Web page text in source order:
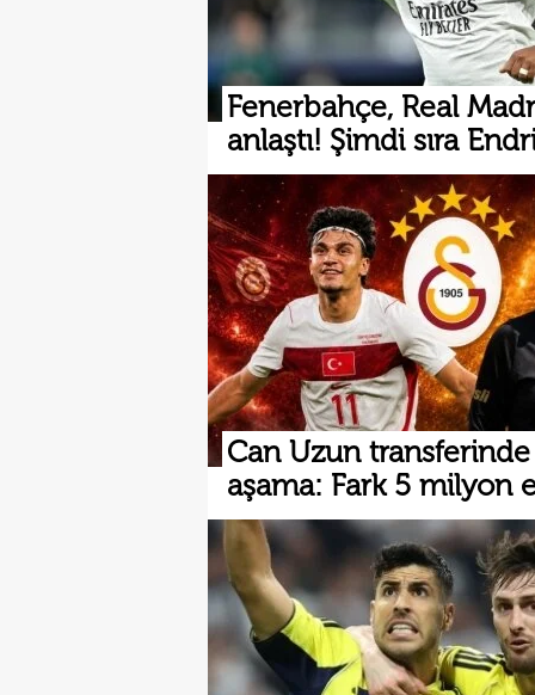
Fenerbahçe, Real
anlaştı! Şimdi sıra
Can Uzun
aşama: Fark 5 milyon